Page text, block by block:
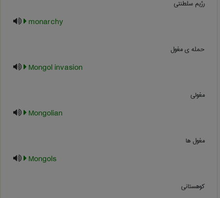
رژیم سلطنتی
monarchy
حمله ی مغول
Mongol invasion
مغولی
Mongolian
مغول ها
Mongols
کوهستانی